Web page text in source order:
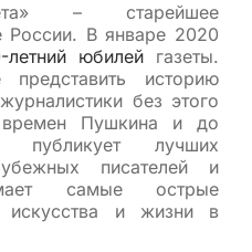
– старейшее
России. В январе 2020
юбилей газеты.
историю
без этого
Пушкина и до
лучших
писателей и
самые острые
искусства и жизни в